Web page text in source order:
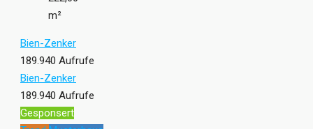
m²
Bien-Zenker
189.940 Aufrufe
Bien-Zenker
189.940 Aufrufe
Gesponsert